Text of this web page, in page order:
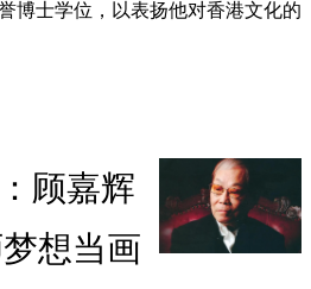
博士学位，以表扬他对香港文化的
顾嘉辉
想当画